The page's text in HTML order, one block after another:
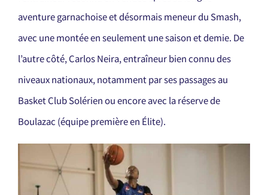
aventure garnachoise et désormais meneur du Smash,
avec une montée en seulement une saison et demie. De
l’autre côté, Carlos Neira, entraîneur bien connu des
niveaux nationaux, notamment par ses passages au
Basket Club Solérien ou encore avec la réserve de
Boulazac (équipe première en Élite).